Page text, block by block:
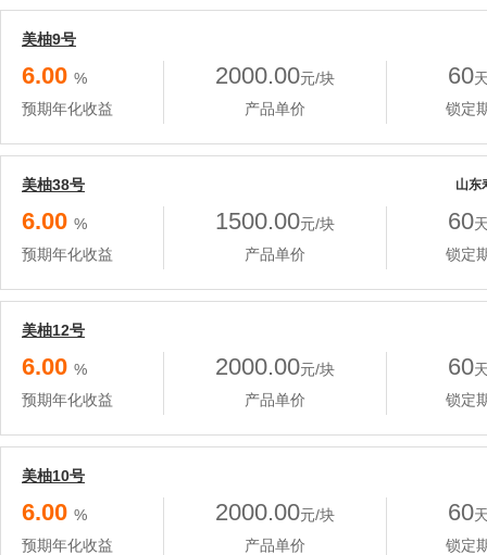
美柚9号
6.00 %
预期年化收益
2000.00元/块
产品单价
60
锁定
美柚38号 山东
6.00 %
预期年化收益
1500.00元/块
产品单价
60
锁定
美柚12号
6.00 %
预期年化收益
2000.00元/块
产品单价
60
锁定
美柚10号
6.00 %
预期年化收益
2000.00元/块
产品单价
60
锁定